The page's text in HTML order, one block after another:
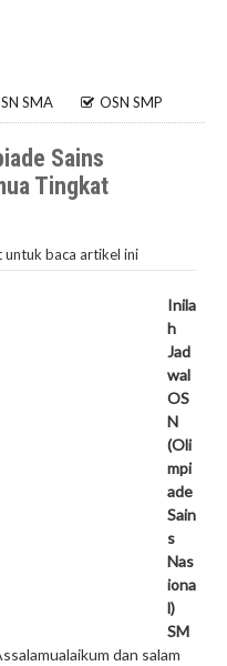
SMA OSN SMP
Sains
Tingkat
untuk baca artikel ini
Inila
h
Jad
wal
OS
N
(Oli
mpi
ade
Sain
s
Nas
iona
l)
SM
dan salam